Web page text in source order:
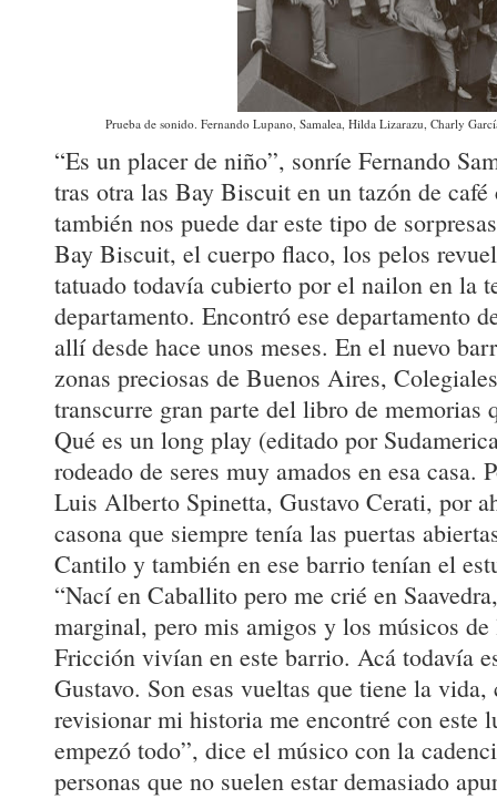
Prueba de sonido. Fernando Lupano, Samalea, Hilda Lizarazu, Charly
“Es un placer de niño”, sonríe Fernando
tras otra las Bay Biscuit en un tazón de
también nos puede dar este tipo de
Bay Biscuit, el cuerpo flaco, los pelos
tatuado todavía cubierto por el nailon en la
departamento. Encontró ese departamento
allí desde hace unos meses. En el nuevo
zonas preciosas de Buenos Aires,
transcurre gran parte del libro de memorias
Qué es un long play (editado por
rodeado de seres muy amados en esa casa.
Luis Alberto Spinetta, Gustavo Cerati, por
casona que siempre tenía las puertas
Cantilo y también en ese barrio tenían el
“Nací en Caballito pero me crié en
marginal, pero mis amigos y los músicos
Fricción vivían en este barrio. Acá todavía
Gustavo. Son esas vueltas que tiene la vida,
revisionar mi historia me encontré con este
empezó todo”, dice el músico con la
personas que no suelen estar demasiado